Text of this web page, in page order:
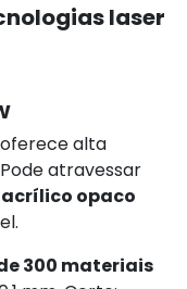
laser
oferece alta
atravessar
acrílico opaco
300 materiais